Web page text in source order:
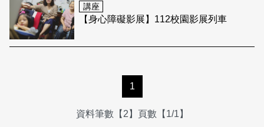
講座
【身心障礙影展】112校園影展列車
1
資料筆數【2】頁數【1/1】